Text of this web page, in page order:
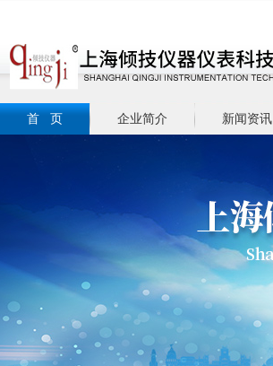
首 页 企业简介 新闻资讯